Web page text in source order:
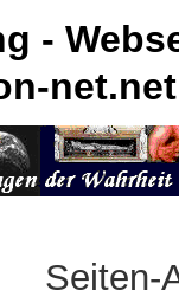
-
net.net
Seiten-